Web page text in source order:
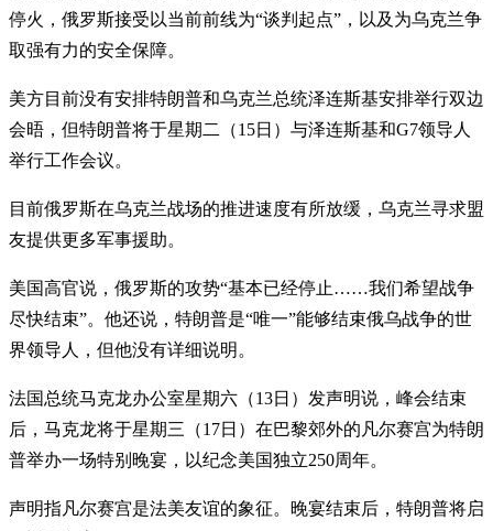
停火，俄罗斯接受以当前前线为“谈判起点”，以及为乌克兰争
取强有力的安全保障。
美方目前没有安排特朗普和乌克兰总统泽连斯基安排举行双边
会晤，但特朗普将于星期二（15日）与泽连斯基和G7领导人
举行工作会议。
目前俄罗斯在乌克兰战场的推进速度有所放缓，乌克兰寻求盟
友提供更多军事援助。
美国高官说，俄罗斯的攻势“基本已经停止……我们希望战争
尽快结束”。他还说，特朗普是“唯一”能够结束俄乌战争的世
界领导人，但他没有详细说明。
法国总统马克龙办公室星期六（13日）发声明说，峰会结束
后，马克龙将于星期三（17日）在巴黎郊外的凡尔赛宫为特朗
普举办一场特别晚宴，以纪念美国独立250周年。
声明指凡尔赛宫是法美友谊的象征。晚宴结束后，特朗普将启